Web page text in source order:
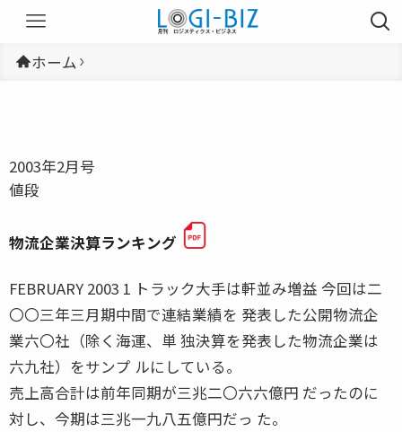
ホーム
2003年2月号
値段
物流企業決算ランキング
FEBRUARY 2003 1 トラック大手は軒並み増益 今回は二
〇〇三年三月期中間で連結業績を 発表した公開物流企
業六〇社（除く海運、単 独決算を発表した物流企業は
六九社）をサンプ ルにしている。
売上高合計は前年同期が三兆二〇六六億円 だったのに
対し、今期は三兆一九八五億円だっ た。